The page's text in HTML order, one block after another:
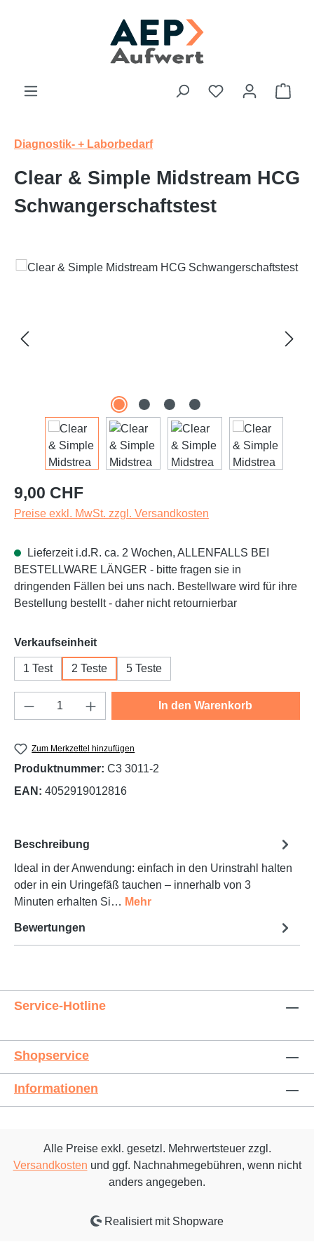
Du hast 0
Diagnostik- + Laborbedarf
Clear & Simple Midstream HCG
Schwangerschaftstest
Bildergalerie überspringen
Regulärer Preis:
9,00 CHF
Preise exkl. MwSt. zzgl. Versandkosten
Lieferzeit i.d.R. ca. 2 Wochen, ALLENFALLS BEI
BESTELLWARE LÄNGER - bitte fragen sie in
dringenden Fällen bei uns nach. Bestellware wird für ihre
Bestellung bestellt - daher nicht retournierbar
Verkaufseinheitauswählen
1 Test 2 Teste 5 Teste
Produkt Anzahl: Gib den gewünschten
In den Warenkorb
Zum Merkzettel hinzufügen
Produktnummer: C3 3011-2
EAN: 4052919012816
Beschreibung
Ideal in der Anwendung: einfach in den Urinstrahl halten
oder in ein Uringefäß tauchen – innerhalb von 3
Minuten erhalten Si… Mehr
Bewertungen
Service-Hotline
Shopservice
Informationen
Alle Preise exkl. gesetzl. Mehrwertsteuer zzgl.
Versandkosten und ggf. Nachnahmegebühren, wenn nicht
anders angegeben.
Realisiert mit Shopware